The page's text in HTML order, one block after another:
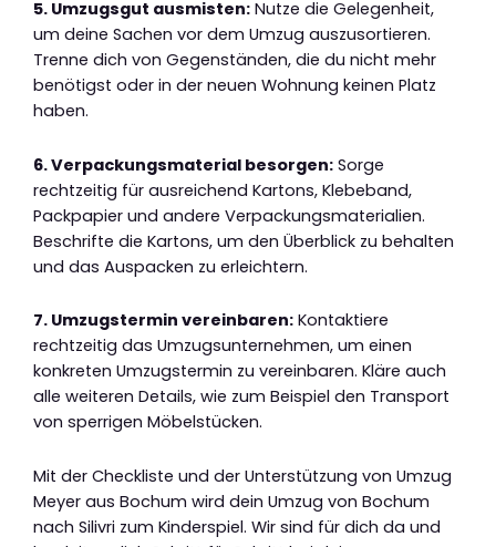
5. Umzugsgut ausmisten: Nutze die Gelegenheit,
um deine Sachen vor dem Umzug auszusortieren.
Trenne dich von Gegenständen, die du nicht mehr
benötigst oder in der neuen Wohnung keinen Platz
haben.
6. Verpackungsmaterial besorgen: Sorge
rechtzeitig für ausreichend Kartons, Klebeband,
Packpapier und andere Verpackungsmaterialien.
Beschrifte die Kartons, um den Überblick zu behalten
und das Auspacken zu erleichtern.
7. Umzugstermin vereinbaren: Kontaktiere
rechtzeitig das Umzugsunternehmen, um einen
konkreten Umzugstermin zu vereinbaren. Kläre auch
alle weiteren Details, wie zum Beispiel den Transport
von sperrigen Möbelstücken.
Mit der Checkliste und der Unterstützung von Umzug
Meyer aus Bochum wird dein Umzug von Bochum
nach Silivri zum Kinderspiel. Wir sind für dich da und